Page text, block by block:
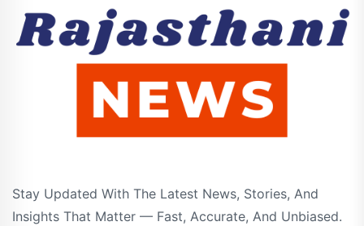
Stay Updated With The Latest News, Stories, And
Insights That Matter — Fast, Accurate, And Unbiased.